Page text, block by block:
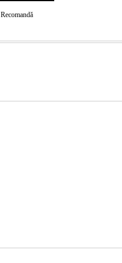
Recomandă